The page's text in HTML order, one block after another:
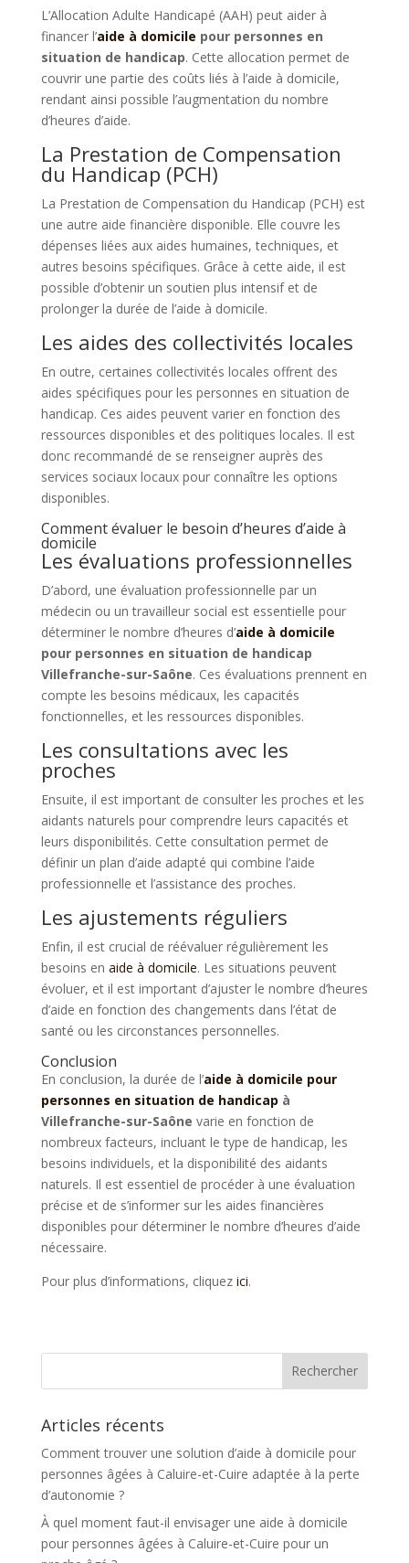
L’Allocation Adulte Handicapé (AAH) peut aider à
financer l’aide à domicile pour personnes en
situation de handicap. Cette allocation permet de
couvrir une partie des coûts liés à l’aide à domicile,
rendant ainsi possible l’augmentation du nombre
d’heures d’aide.
La Prestation de Compensation
du Handicap (PCH)
La Prestation de Compensation du Handicap (PCH) est
une autre aide financière disponible. Elle couvre les
dépenses liées aux aides humaines, techniques, et
autres besoins spécifiques. Grâce à cette aide, il est
possible d’obtenir un soutien plus intensif et de
prolonger la durée de l’aide à domicile.
Les aides des collectivités locales
En outre, certaines collectivités locales offrent des
aides spécifiques pour les personnes en situation de
handicap. Ces aides peuvent varier en fonction des
ressources disponibles et des politiques locales. Il est
donc recommandé de se renseigner auprès des
services sociaux locaux pour connaître les options
disponibles.
Comment évaluer le besoin d’heures d’aide à
domicile
Les évaluations professionnelles
D’abord, une évaluation professionnelle par un
médecin ou un travailleur social est essentielle pour
déterminer le nombre d’heures d’aide à domicile
pour personnes en situation de handicap
Villefranche-sur-Saône. Ces évaluations prennent en
compte les besoins médicaux, les capacités
fonctionnelles, et les ressources disponibles.
Les consultations avec les
proches
Ensuite, il est important de consulter les proches et les
aidants naturels pour comprendre leurs capacités et
leurs disponibilités. Cette consultation permet de
définir un plan d’aide adapté qui combine l’aide
professionnelle et l’assistance des proches.
Les ajustements réguliers
Enfin, il est crucial de réévaluer régulièrement les
besoins en aide à domicile. Les situations peuvent
évoluer, et il est important d’ajuster le nombre d’heures
d’aide en fonction des changements dans l’état de
santé ou les circonstances personnelles.
Conclusion
En conclusion, la durée de l’aide à domicile pour
personnes en situation de handicap à
Villefranche-sur-Saône varie en fonction de
nombreux facteurs, incluant le type de handicap, les
besoins individuels, et la disponibilité des aidants
naturels. Il est essentiel de procéder à une évaluation
précise et de s’informer sur les aides financières
disponibles pour déterminer le nombre d’heures d’aide
nécessaire.
Pour plus d’informations, cliquez ici.
Articles récents
Comment trouver une solution d’aide à domicile pour
personnes âgées à Caluire-et-Cuire adaptée à la perte
d’autonomie ?
À quel moment faut-il envisager une aide à domicile
pour personnes âgées à Caluire-et-Cuire pour un